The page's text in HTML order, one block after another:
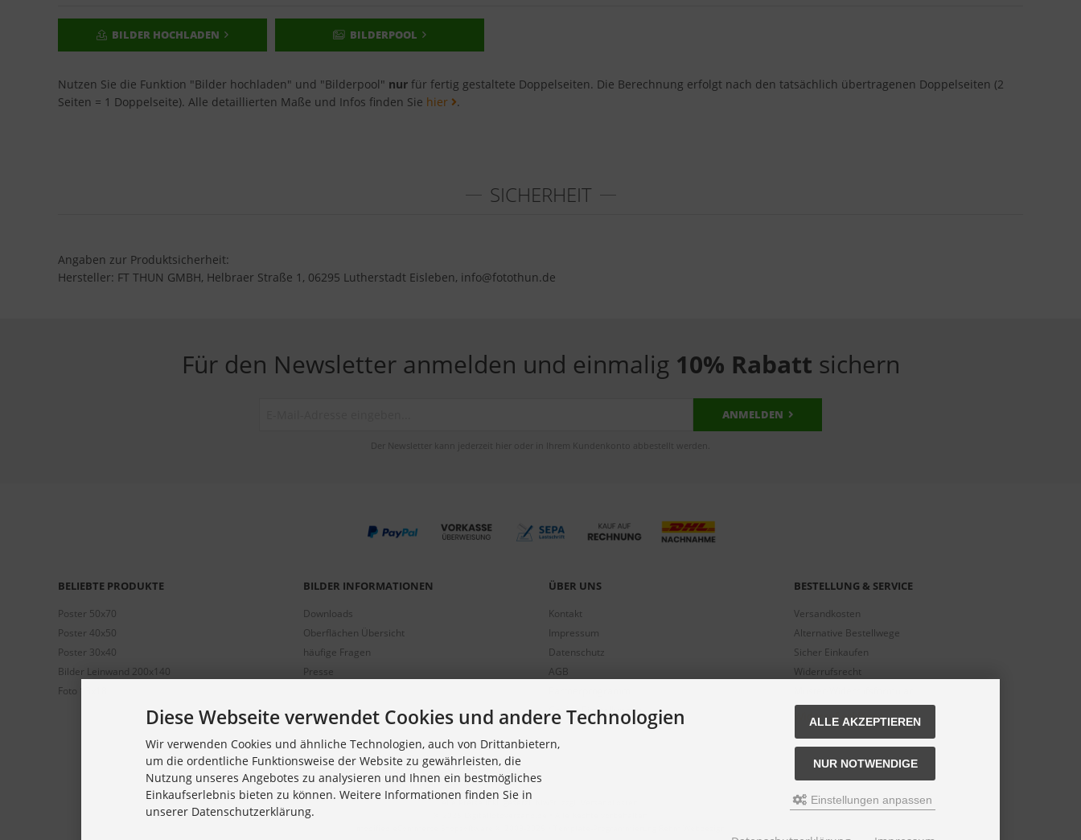
BILDER HOCHLADEN BILDERPOOL
Nutzen Sie die Funktion "Bilder hochladen" und "Bilderpool" nur für fertig gestaltete Doppelseiten. Die Berechnung erfolgt nach den tatsächlich übertragenen Doppelseiten (2
Seiten = 1 Doppelseite). Alle detaillierten Maße und Infos finden Sie hier .
SICHERHEIT
Angaben zur Produktsicherheit:
Hersteller: FT THUN GMBH, Helbraer Straße 1, 06295 Lutherstadt Eisleben, info@fotothun.de
Für den Newsletter anmelden und einmalig 10% Rabatt sichern
ANMELDEN
Der Newsletter kann jederzeit hier oder in Ihrem Kundenkonto abbestellt werden.
BELIEBTE PRODUKTE
Poster 50x70
Poster 40x50
Poster 30x40
Bilder Leinwand 200x140
Foto 13x18
BILDER INFORMATIONEN
Downloads
Oberflächen Übersicht
häufige Fragen
Presse
ÜBER UNS
Kontakt
Impressum
Datenschutz
AGB
Cookie Einstellungen
BESTELLUNG & SERVICE
Versandkosten
Alternative Bestellwege
Sicher Einkaufen
Widerrufsrecht
Widerruf erklären
Alle Preise inkl. gesetzl. MwSt. zzgl.
Diese Webseite verwendet Cookies und andere Technologien
Wir verwenden Cookies und ähnliche Technologien, auch von Drittanbietern,
um die ordentliche Funktionsweise der Website zu gewährleisten, die
Nutzung unseres Angebotes zu analysieren und Ihnen ein bestmögliches
Einkaufserlebnis bieten zu können. Weitere Informationen finden Sie in
unserer Datenschutzerklärung.
ALLE AKZEPTIEREN
NUR NOTWENDIGE
Einstellungen anpassen